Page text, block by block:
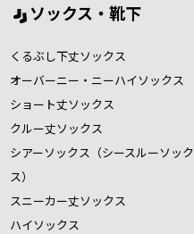
ソックス・靴下
くるぶし下丈ソックス
オーバーニー・ニーハイソックス
ショート丈ソックス
クルー丈ソックス
シアーソックス（シースルーソック
ス）
スニーカー丈ソックス
ハイソックス